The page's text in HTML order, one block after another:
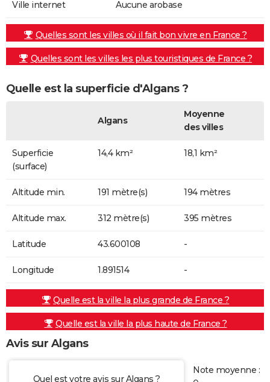
Ville internet Aucune arobase
Quelles sont les villes où il fait bon vivre en France ?
Quelles sont les villes les plus touristiques de France ?
Quelle est la superficie d'Algans ?
Algans
Moyenne
des villes
Superficie
(surface)
14,4 km² 18,1 km²
Altitude min. 191 mètre(s) 194 mètres
Altitude max. 312 mètre(s) 395 mètres
Latitude 43.600108 -
Longitude 1.891514 -
Quelle est la ville la plus grande de France ?
Quelle est la ville la plus haute de France ?
Avis sur Algans
Quel est votre avis sur Algans ?
Note moyenne :